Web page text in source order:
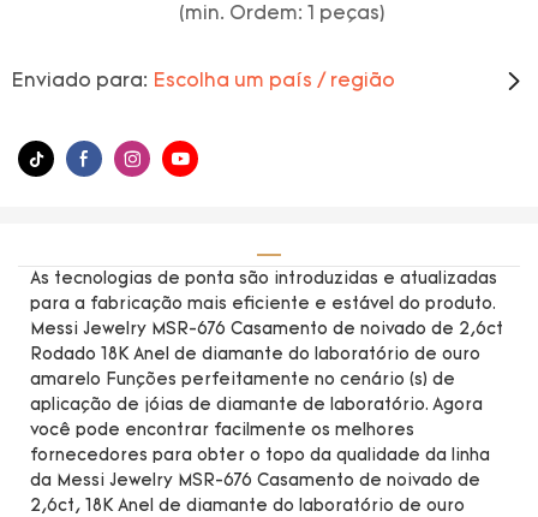
(min. Ordem: 1 peças)
Enviado para: Escolha um país / região
As tecnologias de ponta são introduzidas e atualizadas
para a fabricação mais eficiente e estável do produto.
Messi Jewelry MSR-676 Casamento de noivado de 2,6ct
Rodado 18K Anel de diamante do laboratório de ouro
amarelo Funções perfeitamente no cenário (s) de
aplicação de jóias de diamante de laboratório. Agora
você pode encontrar facilmente os melhores
fornecedores para obter o topo da qualidade da linha
da Messi Jewelry MSR-676 Casamento de noivado de
2,6ct, 18K Anel de diamante do laboratório de ouro